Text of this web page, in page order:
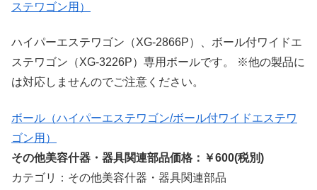
ステワゴン用）
ハイパーエステワゴン（XG-2866P）、ボール付ワイドエ
ステワゴン（XG-3226P）専用ボールです。 ※他の製品に
は対応しませんのでご注意ください。
ボール（ハイパーエステワゴン/ボール付ワイドエステワ
ゴン用）
その他美容什器・器具関連部品価格：￥600(税別)
カテゴリ：その他美容什器・器具関連部品